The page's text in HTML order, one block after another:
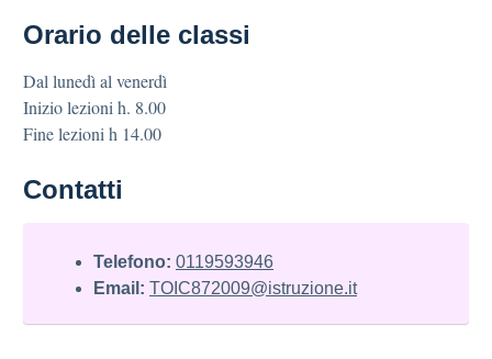
Orario delle classi
Dal lunedì al venerdì
Inizio lezioni h. 8.00
Fine lezioni h 14.00
Contatti
Telefono: 0119593946
Email: TOIC872009@istruzione.it